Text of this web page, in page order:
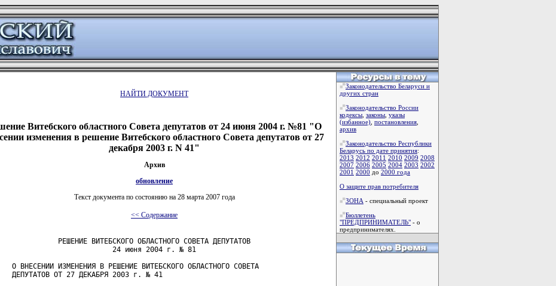
НАЙТИ ДОКУМЕНТ
Витебского областного Совета депутатов от 24 июня 2004 г. №81 "О
изменения в решение Витебского областного Совета депутатов от 27
декабря 2003 г. N 41"
Архив
обновление
Текст документа по состоянию на 28 марта 2007 года
<< Содержание
           РЕШЕНИЕ ВИТЕБСКОГО ОБЛАСТНОГО СОВЕТА ДЕПУТАТОВ
                        24 июня 2004 г. № 81
О ВНЕСЕНИИ ИЗМЕНЕНИЯ В РЕШЕНИЕ ВИТЕБСКОГО ОБЛАСТНОГО СОВЕТА
ДЕПУТАТОВ ОТ 27 ДЕКАБРЯ 2003 г. № 41
Законодательство Беларуси и
других стран
Законодательство России
кодексы законы указы
(избанное) постановления
архив
Законодательство Республики
Беларусь по дате принятия:
2013 2012 2011 2010 2009 2008
2007 2006 2005 2004 2003 2002
2001 2000 до 2000 года
О защите прав потребителя
ЗОНА - специальный проект
Бюллетень
"ПРЕДПРИНИМАТЕЛЬ" - о
предпринимателях.